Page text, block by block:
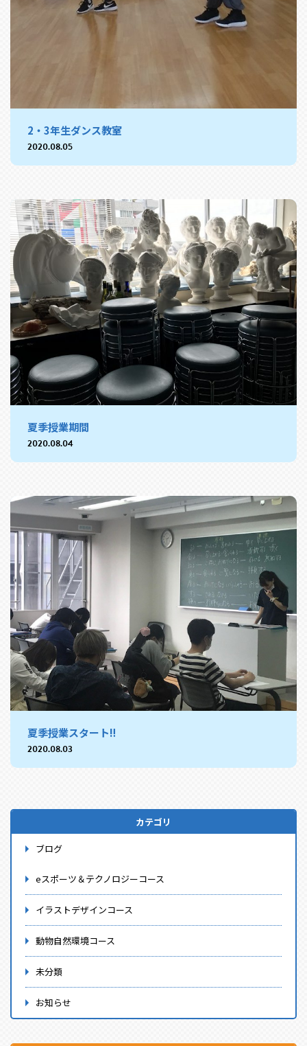
2・3年生ダンス教室
2020.08.05
夏季授業期間
2020.08.04
夏季授業スタート‼
2020.08.03
カテゴリ
ブログ
eスポーツ＆テクノロジーコース
イラストデザインコース
動物自然環境コース
未分類
お知らせ